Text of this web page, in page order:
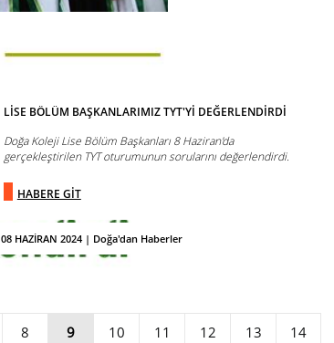
08 HAZİRAN 2024 | Doğa'dan Haberler
LİSE BÖLÜM BAŞKANLARIMIZ TYT'Yİ DEĞERLENDİRDİ
Doğa Koleji Lise Bölüm Başkanları 8 Haziran'da
gerçekleştirilen TYT oturumunun sorularını değerlendirdi.
HABERE GİT
8 9 10 11 12 13 14